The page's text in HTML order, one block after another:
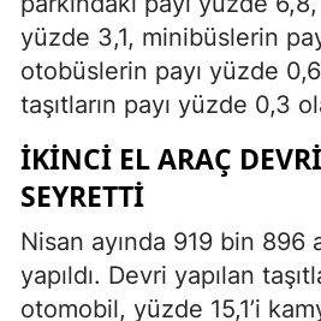
yüzde 3,1, minibüslerin
otobüslerin payı yüzde
taşıtların payı yüzde 0,3
İKINCI EL ARAÇ
SEYRETTI
Nisan ayında 919 bin 896
yapıldı. Devri yapılan
otomobil, yüzde 15,1’i